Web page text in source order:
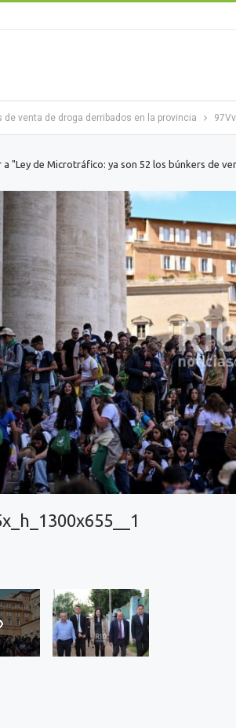
venta de droga derribados en la provincia
a "Ley de Microtráfico: ya son 52 los búnkers de